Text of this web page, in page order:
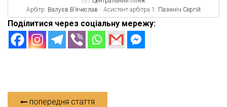
Арбітр: Валуєв В’ячеслав Асистент арбітра 1: Пазиніч Сергій
Поділитися через соціальну мережу:
попередня стаття